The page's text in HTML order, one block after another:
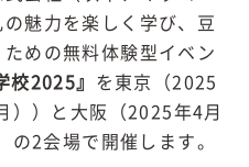
魅力を楽しく学び、豆
めの無料体験型イベン
校2025』 を東京（2025
））と大阪（2025年4月
2会場で開催します。